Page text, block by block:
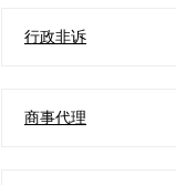
行政非诉
商事代理